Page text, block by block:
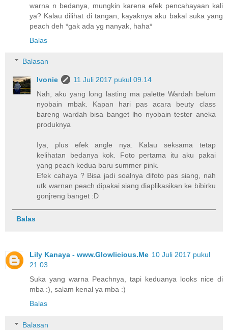
warna n bedanya, mungkin karena efek pencahayaan kali
ya? Kalau dilihat di tangan, kayaknya aku bakal suka yang
peach deh *gak ada yg nanyak, haha*
Balas
Balasan
Ivonie
11 Juli 2017 pukul 09.14
Nah, aku yang long lasting ma palette Wardah belum
nyobain mbak. Kapan hari pas acara beuty class
bareng wardah bisa banget lho nyobain tester aneka
produknya
Iya, plus efek angle nya. Kalau seksama tetap
kelihatan bedanya kok. Foto pertama itu aku pakai
yang peach kedua baru summer pink.
Efek cahaya ? Bisa jadi soalnya difoto pas siang, nah
utk warnan peach dipakai siang diaplikasikan ke bibirku
gonjreng banget :D
Balas
Lily Kanaya - www.Glowlicious.Me 10 Juli 2017 pukul
21.03
Suka yang warna Peachnya, tapi keduanya looks nice di
mba :), salam kenal ya mba :)
Balas
Balasan